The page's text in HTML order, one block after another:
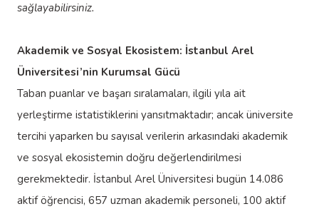
sağlayabilirsiniz.
Akademik ve Sosyal Ekosistem: İstanbul Arel
Üniversitesi’nin Kurumsal Gücü
Taban puanlar ve başarı sıralamaları, ilgili yıla ait
yerleştirme istatistiklerini yansıtmaktadır; ancak üniversite
tercihi yaparken bu sayısal verilerin arkasındaki akademik
ve sosyal ekosistemin doğru değerlendirilmesi
gerekmektedir. İstanbul Arel Üniversitesi bugün 14.086
aktif öğrencisi, 657 uzman akademik personeli, 100 aktif